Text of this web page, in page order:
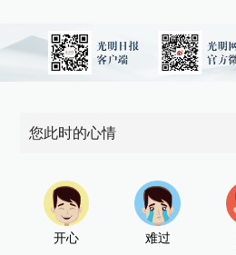
您此时的心情
开心 难过